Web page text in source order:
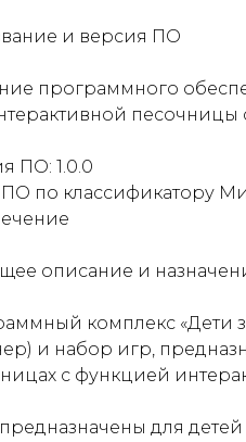
и версия ПО
программного
песочницы
ПО: 1.0.0
ПО по классификатору
описание и
комплекс «Дети
и набор игр,
с функцией
для детей